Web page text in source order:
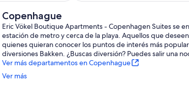
Copenhague
Eric Vökel Boutique Apartments - Copenhagen Suites se
estación de metro y cerca de la playa. Aquellos que
quienes quieran conocer los puntos de interés más
diversiones Bakken. ¿Buscas diversión? Puedes salir una
Ver más departamentos en Copenhague
Ver más